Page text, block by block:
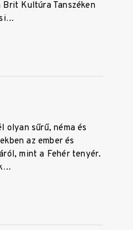
Kultúra Tanszéken
olyan sűrű, néma és
az ember és
mint a Fehér tenyér.